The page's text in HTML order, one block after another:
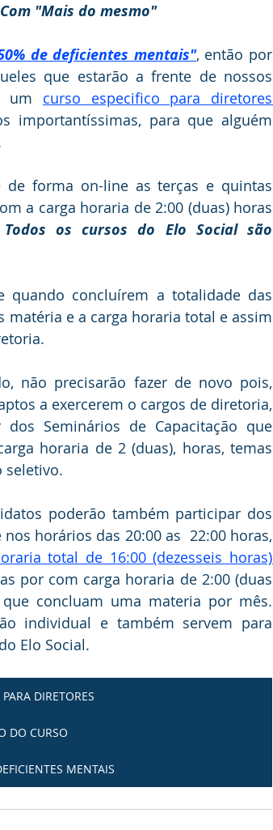
"Mais do mesmo"
de deficientes mentais", então por
que estarão a frente de nossos
um curso especifico para diretores
importantíssimas, para que alguém
de forma on-line as terças e quintas
a carga horaria de 2:00 (duas) horas
Todos os cursos do Elo Social são
quando concluírem a totalidade das
e a carga horaria total e assim
não precisarão fazer de novo pois,
a exercerem o cargos de diretoria,
Seminários de Capacitação que
horaria de 2 (duas), horas, temas
seletivo.
poderão também participar dos
horários das 20:00 as  22:00 horas,
por com carga horaria de 2:00 (duas
concluam uma materia por mês.
individual e também servem para
Elo Social.
DIRETORES
DO CURSO
MENTAIS